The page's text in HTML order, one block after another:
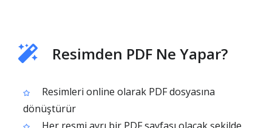
Resimden PDF Ne Yapar?
Resimleri online olarak PDF dosyasına
dönüştürür